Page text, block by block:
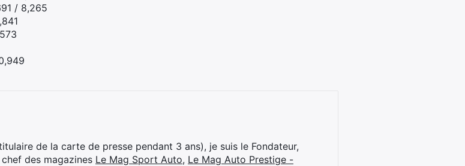
/ 8,265
de la carte de presse pendant 3 ans), je suis le Fondateur,
des magazines Le Mag Sport Auto, Le Mag Auto Prestige -